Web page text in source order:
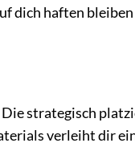
dich haften
strategisch
verleiht dir